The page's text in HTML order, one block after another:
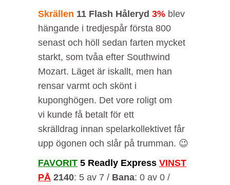
Skrällen 11 Flash Håleryd 3% blev
hängande i tredjespår första 800
senast och höll sedan farten mycket
starkt, som tvåa efter Southwind
Mozart. Läget är iskallt, men han
rensar varmt och skönt i
kuponghögen. Det vore roligt om
vi kunde få betalt för ett
skrälldrag innan spelarkollektivet får
upp ögonen och slår på trumman. 😉
FAVORIT 5 Readly Express VINST
PÅ 2140: 5 av 7 / Bana: 0 av 0 /